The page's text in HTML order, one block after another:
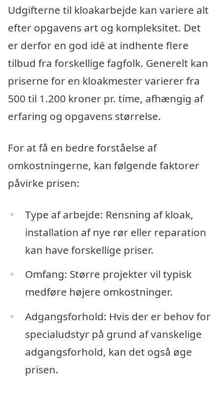
Udgifterne til kloakarbejde kan variere alt
efter opgavens art og kompleksitet. Det
er derfor en god idé at indhente flere
tilbud fra forskellige fagfolk. Generelt kan
priserne for en kloakmester varierer fra
500 til 1.200 kroner pr. time, afhængig af
erfaring og opgavens størrelse.
For at få en bedre forståelse af
omkostningerne, kan følgende faktorer
påvirke prisen:
Type af arbejde: Rensning af kloak,
installation af nye rør eller reparation
kan have forskellige priser.
Omfang: Større projekter vil typisk
medføre højere omkostninger.
Adgangsforhold: Hvis der er behov for
specialudstyr på grund af vanskelige
adgangsforhold, kan det også øge
prisen.